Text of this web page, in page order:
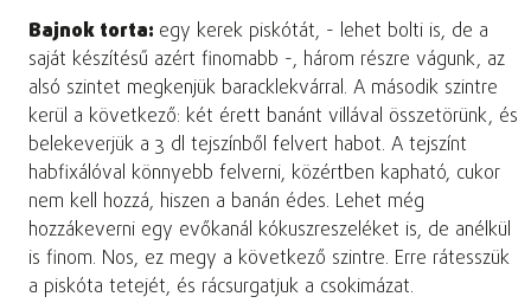
Bajnok torta: egy kerek piskótát, - lehet bolti is, de a
saját készítésű azért finomabb -, három részre vágunk, az
alsó szintet megkenjük baracklekvárral. A második szintre
kerül a következő: két érett banánt villával összetörünk, és
belekeverjük a 3 dl tejszínből felvert habot. A tejszínt
habfixálóval könnyebb felverni, közértben kapható, cukor
nem kell hozzá, hiszen a banán édes. Lehet még
hozzákeverni egy evőkanál kókuszreszeléket is, de anélkül
is finom. Nos, ez megy a következő szintre. Erre rátesszük
a piskóta tetejét, és rácsurgatjuk a csokimázat.